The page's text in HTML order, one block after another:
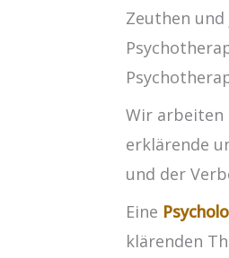
Zeuthen
Wir arbeiten
erklärende
und der
Eine
klärenden